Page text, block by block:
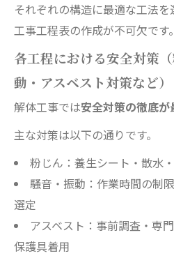
それぞれの構造に最適な工法
工事工程表の作成が不可欠です。
各工程における安全対策
動・アスベスト対策など）
解体工事では安全対策の徹底が
主な対策は以下の通りです。
粉じん：養生シート・散水
騒音・振動：作業時間の制
選定
アスベスト：事前調査・専
保護具着用